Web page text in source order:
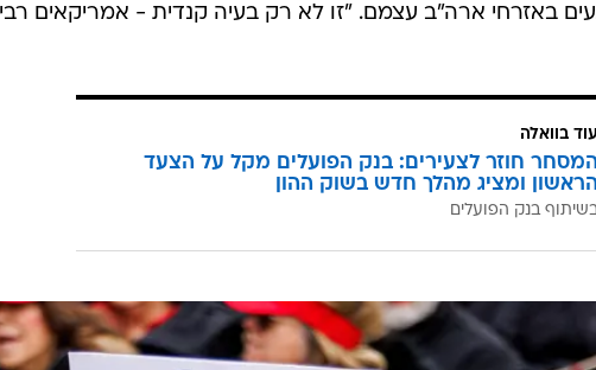
באזרחי ארה"ב עצמם. "זו לא רק בעיה קנדית - אמריקאים
עוד בוואלה
המסחר חוזר לצעירים: בנק הפועלים מקל על הצעד
הראשון ומציג מהלך חדש בשוק ההון
בנק הפועלים